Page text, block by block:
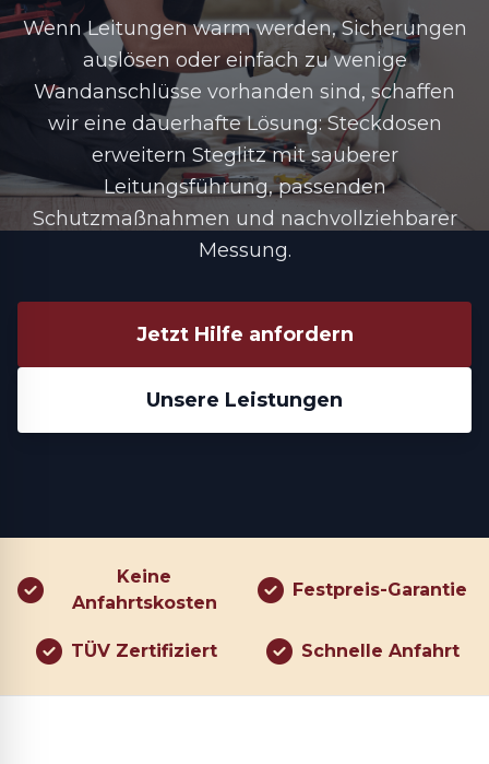
Wenn Leitungen warm werden, Sicherungen
auslösen oder einfach zu wenige
Wandanschlüsse vorhanden sind, schaffen
wir eine dauerhafte Lösung:Steckdosen
erweitern Steglitzmit sauberer
Leitungsführung, passenden
Schutzmaßnahmen und nachvollziehbarer
Messung.
Jetzt Hilfe anfordern
Unsere Leistungen
Keine
Anfahrtskosten
Festpreis-Garantie
TÜV Zertifiziert Schnelle Anfahrt